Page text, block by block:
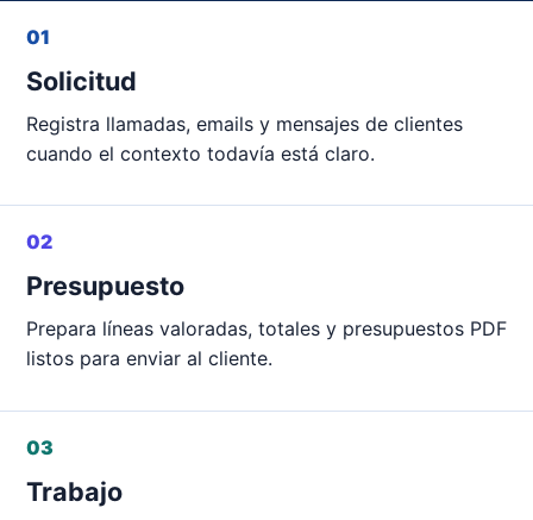
01
Solicitud
Registra llamadas, emails y mensajes de clientes
cuando el contexto todavía está claro.
02
Presupuesto
Prepara líneas valoradas, totales y presupuestos PDF
listos para enviar al cliente.
03
Trabajo